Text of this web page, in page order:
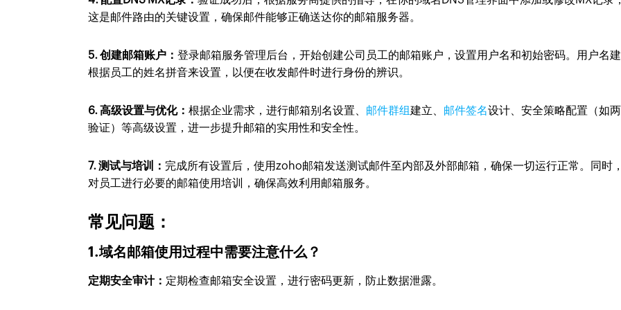
这是邮件路由的关键设置，确保邮件能够正确送达你的邮箱服务器。
5. 创建邮箱账户：登录邮箱服务管理后台，开始创建公司员工的邮箱账户，设置用户名和初始密码。用户名
根据员工的姓名拼音来设置，以便在收发邮件时进行身份的辨识。
6. 高级设置与优化：根据企业需求，进行邮箱别名设置、 邮件群组建立、 邮件签名设计、安全策略配置（如
验证）等高级设置，进一步提升邮箱的实用性和安全性。
7. 测试与培训： 完成所有设置后，使用zoho邮箱发送测试邮件至内部及外部邮箱，确保一切运行正常。同时，
对员工进行必要的邮箱使用培训，确保高效利用邮箱服务。
常见问题：
1.域名邮箱使用过程中需要注意什么？
定期安全审计： 定期检查邮箱安全设置，进行密码更新，防止数据泄露。